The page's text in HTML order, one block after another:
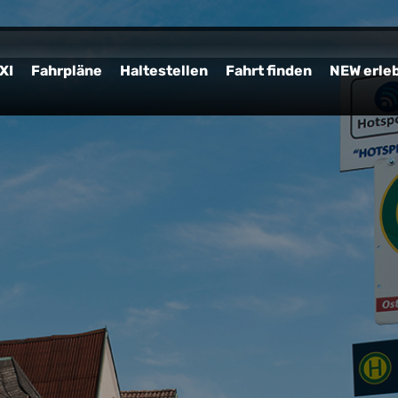
Fahrpläne Haltestellen Fahrt finden NEW
Jetzt
online buchen